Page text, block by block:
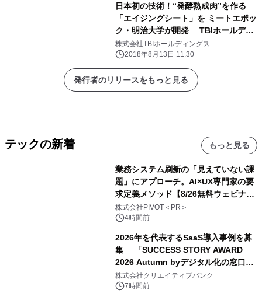
日本初の技術！“発酵熟成肉”を作る
「エイジングシート」を ミートエポッ
ク・明治大学が開発 TBIホールディ
ングス運営の全国28店舗で新メニュー
として提供
株式会社TBIホールディングス
2018年8月13日 11:30
発行者のリリースをもっと見る
テックの新着 もっと見る
業務システム刷新の「見えていない課
題」にアプローチ。AI×UX専門家の要
求定義メソッド【8/26無料ウェビナ
ー】株式会社PIVOT
株式会社PIVOT＜PR＞
4時間前
2026年を代表するSaaS導入事例を募
集 「SUCCESS STORY AWARD
2026 Autumn byデジタル化の窓口」
開催
株式会社クリエイティブバンク
7時間前